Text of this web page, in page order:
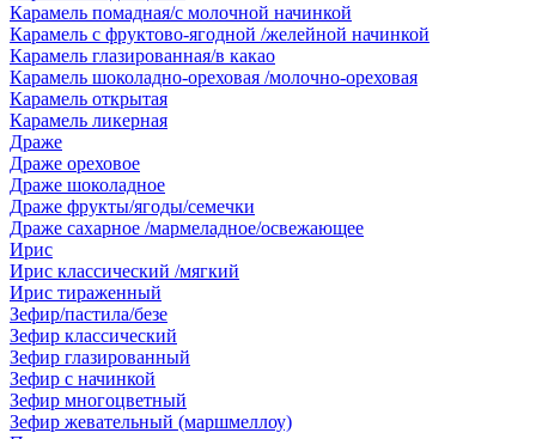
Карамель помадная/с молочной начинкой
Карамель с фруктово-ягодной /желейной начинкой
Карамель глазированная/в какао
Карамель шоколадно-ореховая /молочно-ореховая
Карамель открытая
Карамель ликерная
Драже
Драже ореховое
Драже шоколадное
Драже фрукты/ягоды/семечки
Драже сахарное /мармеладное/освежающее
Ирис
Ирис классический /мягкий
Ирис тираженный
Зефир/пастила/безе
Зефир классический
Зефир глазированный
Зефир с начинкой
Зефир многоцветный
Зефир жевательный (маршмеллоу)